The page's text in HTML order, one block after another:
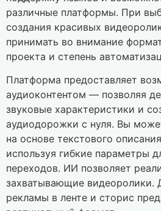
различные платформы. При
создания красивых
принимать во внимание
проекта и степень
Платформа предоставляет
аудиоконтентом — позволяя
звуковые характеристики и
аудиодорожки с нуля. Вы
на основе текстового
используя гибкие параметры
переходов. ИИ позволяет
захватывающие видеоролики.
рекламы в ленте и сторис